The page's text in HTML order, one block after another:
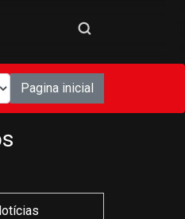
Pagina inicial